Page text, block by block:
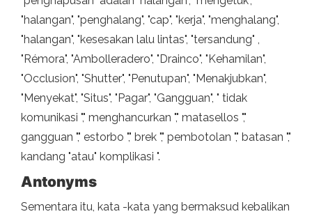
"halangan", "penghalang", "cap", "kerja", "menghalang",
"halangan", "kesesakan lalu lintas", "tersandung" ,
"Rémora", "Ambolleradero", "Drainco", "Kehamilan",
"Occlusion", "Shutter", "Penutupan", "Menakjubkan",
"Menyekat", "Situs", "Pagar", "Gangguan", " tidak
komunikasi "," menghancurkan "," matasellos ","
gangguan "," estorbo "," brek "," pembotolan "," batasan ","
kandang "atau" komplikasi ".
Antonyms
Sementara itu, kata -kata yang bermaksud kebalikan